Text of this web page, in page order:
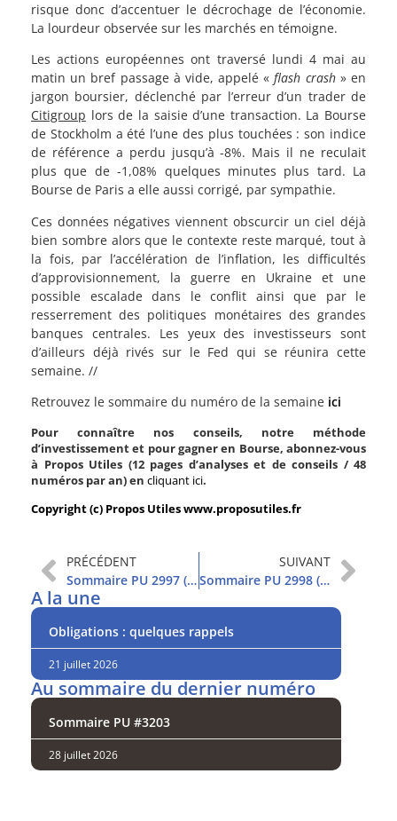
risque donc d’accentuer le décrochage de l’économie.
La lourdeur observée sur les marchés en témoigne.
Les actions européennes ont traversé lundi 4 mai au
matin un bref passage à vide, appelé «flash crash» en
jargon boursier, déclenché par l’erreur d’un trader de
Citigroup lors de la saisie d’une transaction. La Bourse
de Stockholm a été l’une des plus touchées : son indice
de référence a perdu jusqu’à -8%. Mais il ne reculait
plus que de -1,08% quelques minutes plus tard. La
Bourse de Paris a elle aussi corrigé, par sympathie.
Ces données négatives viennent obscurcir un ciel déjà
bien sombre alors que le contexte reste marqué, tout à
la fois, par l’accélération de l’inflation, les difficultés
d’approvisionnement, la guerre en Ukraine et une
possible escalade dans le conflit ainsi que par le
resserrement des politiques monétaires des grandes
banques centrales. Les yeux des investisseurs sont
d’ailleurs déjà rivés sur le Fed qui se réunira cette
semaine. //
Retrouvez le sommaire du numéro de la semaine ici
Pour connaître nos conseils, notre méthode
d’investissement et pour gagner en Bourse, abonnez-vous
à Propos Utiles (12 pages d’analyses et de conseils / 48
numéros par an) en cliquant ici.
Copyright (c) Propos Utiles www.proposutiles.fr
PRÉCÉDENT
Sommaire PU 2997 (27/4/2022)
SUIVANT
Sommaire PU 2998 (3/5/2022)
A la une
Obligations : quelques rappels
21 juillet 2026
Au sommaire du dernier numéro
Sommaire PU #3203
28 juillet 2026